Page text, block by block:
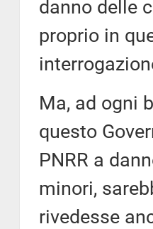
danno delle
proprio in
Ma, ad ogni
questo
PNRR a
minori,
rivedesse